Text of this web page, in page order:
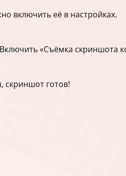
включить её в настройках.
«Съёмка скриншота
скриншот готов!